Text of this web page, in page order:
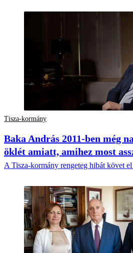
Tisza-kormány
Baka András 2011-ben még
öklét amiatt, amihez most
A Tisza-kormány rengeteg hibát követ el